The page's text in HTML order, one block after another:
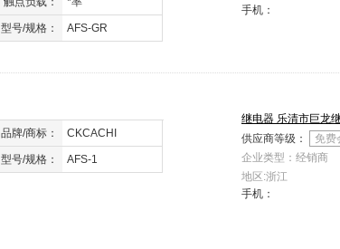
型号/规格： AFS-GR
手机：
品牌/商标： CKCACHI
型号/规格： AFS-1
继电器 乐清市巨龙
供应商等级：
免费
企业类型：经销商
地区:浙江
手机：